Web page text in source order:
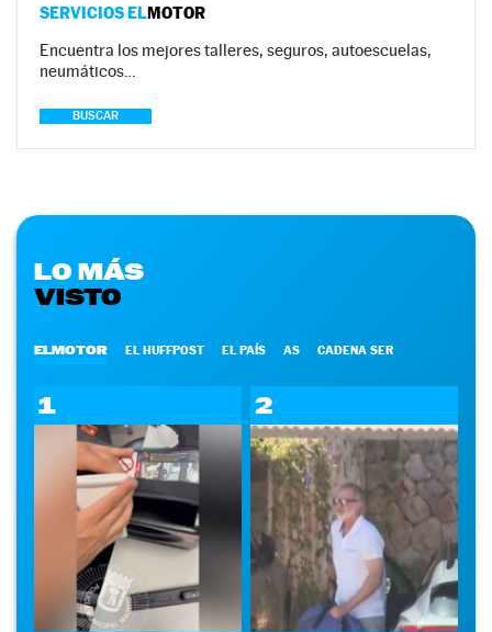
SERVICIOS ELMOTOR
Encuentra los mejores talleres, seguros, autoescuelas,
neumáticos…
BUSCAR
LO MÁS
VISTO
ELMOTOR EL HUFFPOST EL PAÍS AS CADENA SER
1 2